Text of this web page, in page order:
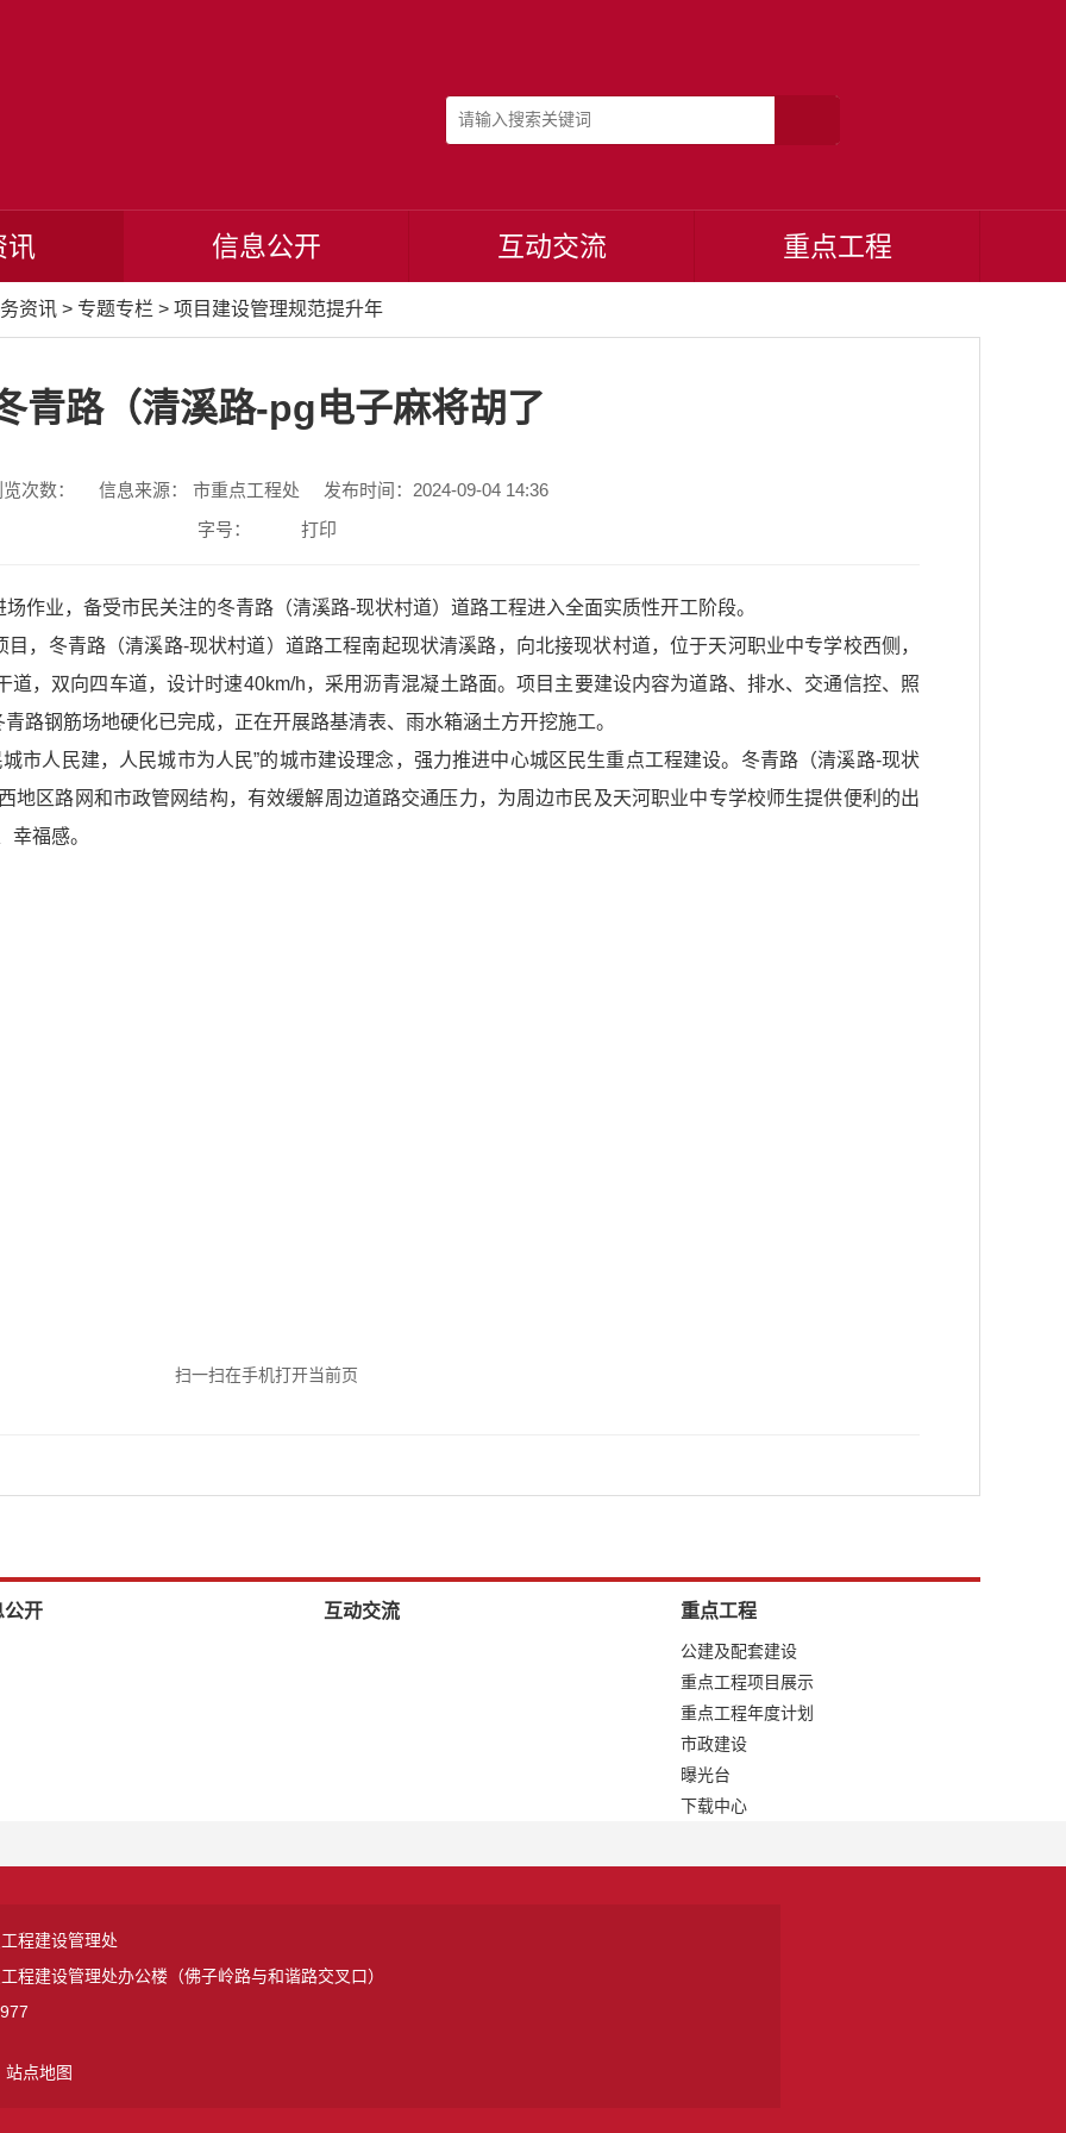
讯 信息公开 互动交流 重点工程
资讯 > 专题专栏 > 项目建设管理规范提升年
青路（清溪路-pg电子麻将胡了
次数： 信息来源： 市重点工程处
发布时间：2024-09-04 14:36
字号：
打印
作业，备受市民关注的冬青路（清溪路-现状村道）道路工程进入全面实质性开工阶段。
目，冬青路（清溪路-现状村道）道路工程南起现状清溪路，向北接现状村道，位于天河职业中专学校西侧，
，双向四车道，设计时速40km/h，采用沥青混凝土路面。项目主要建设内容为道路、排水、交通信控、照
路钢筋场地硬化已完成，正在开展路基清表、雨水箱涵土方开挖施工。
市人民建，人民城市为人民”的城市建设理念，强力推进中心城区民生重点工程建设。冬青路（清溪路-现状
地区路网和市政管网结构，有效缓解周边道路交通压力，为周边市民及天河职业中专学校师生提供便利的出
幸福感。
扫一扫在手机打开当前页
公开 互动交流 重点工程
公建及配套建设
重点工程项目展示
重点工程年度计划
市政建设
曝光台
下载中心
程建设管理处
程建设管理处办公楼（佛子岭路与和谐路交叉口）
站点地图